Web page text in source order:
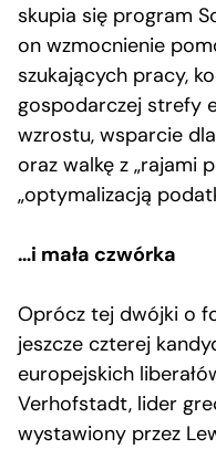
skupia się program
on wzmocnienie
szukających pracy,
gospodarczej strefy
wzrostu, wsparcie
oraz walkę z „rajami
„optymalizacją
…i mała czwórka
Oprócz tej dwójki o
jeszcze czterej
europejskich
Verhofstadt, lider
wystawiony przez